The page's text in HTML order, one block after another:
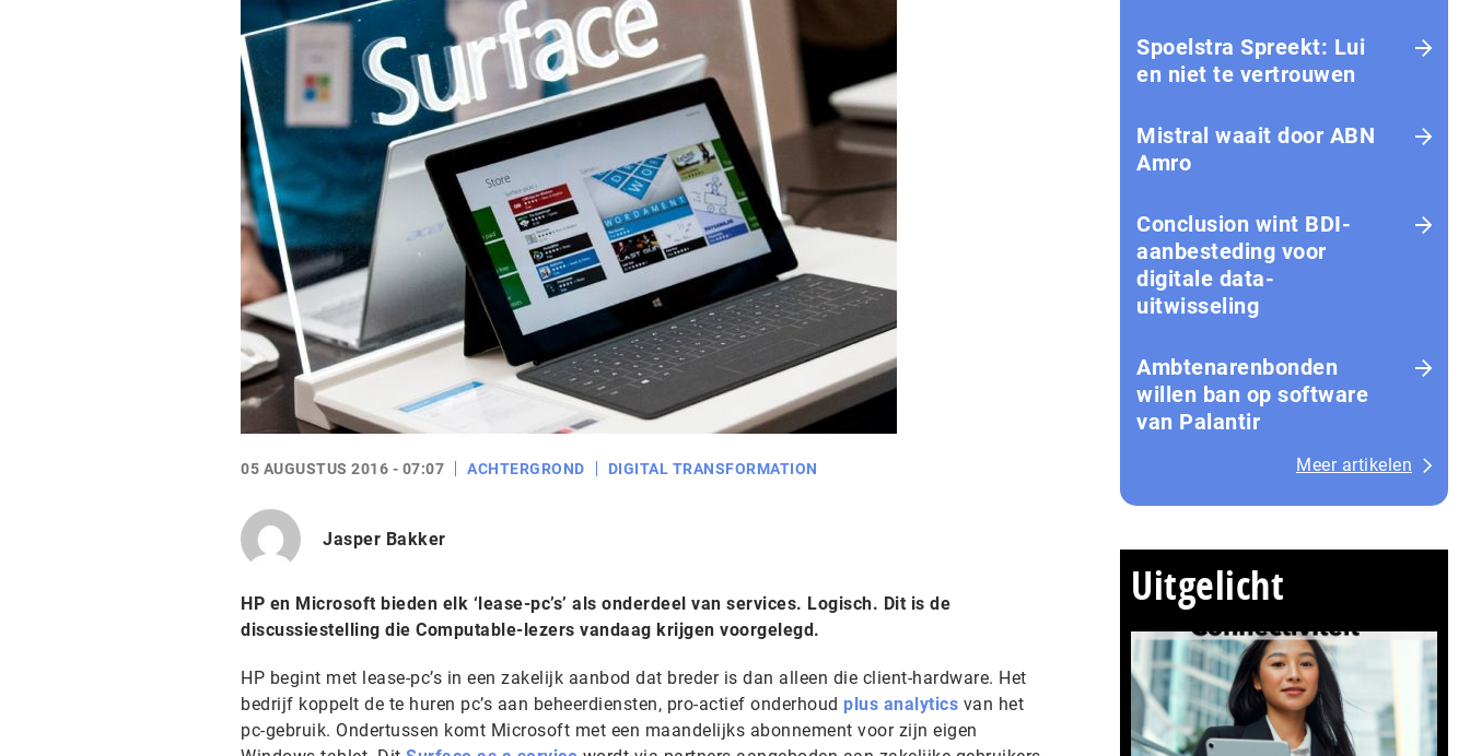
05 AUGUSTUS 2016 - 07:07 ACHTERGROND DIGITAL TRANSFORMATION
Jasper Bakker
HP en Microsoft bieden elk ‘lease-pc’s’ als onderdeel van services. Logisch. Dit is de
discussiestelling die Computable-lezers vandaag krijgen voorgelegd.
HP begint met lease-pc’s in een zakelijk aanbod dat breder is dan alleen die client-hardware. Het
bedrijf koppelt de te huren pc’s aan beheerdiensten, pro-actief onderhoud plus analytics van het
pc-gebruik. Ondertussen komt Microsoft met een maandelijks abonnement voor zijn eigen
Spoelstra Spreekt: Lui
en niet te vertrouwen
Mistral waait door ABN
Amro
Conclusion wint BDI-
aanbesteding voor
digitale data-
uitwisseling
Ambtenarenbonden
willen ban op software
van Palantir
Meer artikelen
Uitgelicht